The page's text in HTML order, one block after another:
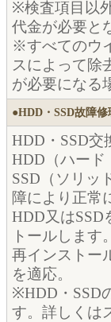
※検査項目以
代金が必要と
※すべてのウ
スによって除
が必要になる
●HDD・SSD故障修
HDD・SSD交
HDD（ハード
SSD（ソリッ
障により正常
HDD又はSSD
トールします
再インストー
を適応。
※HDD・SSD
す。詳しくは